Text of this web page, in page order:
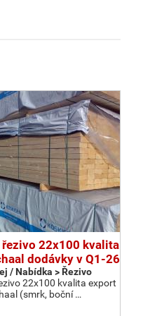
řezivo 22x100 kvalita
dodávky v Q1-26
/ Nabídka > Řezivo
22x100 kvalita export
(smrk, boční …